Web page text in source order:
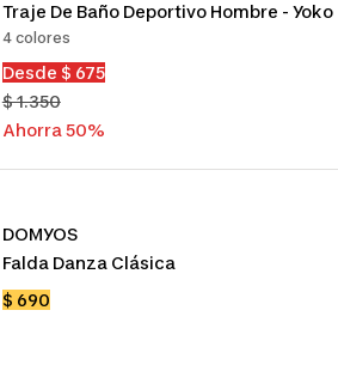
Traje De Baño Deportivo Hombre - Yoko
4 colores
Precio
de
venta
Desde $ 675
Precio
normal
$ 1.350
Ahorra 50%
DOMYOS
Falda Danza Clásica
Precio
$ 690